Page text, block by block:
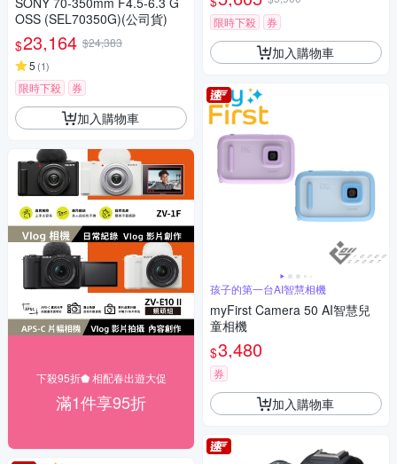
OSS (SEL70350G)(公司貨)
$23,164 $24,383
5 (1)
限時下殺 券
加入購物車
下殺95折⬟ 相配春出遊大促
滿1件享95折
限時下殺
券
加入購物車
孩子的第一台AI智慧相機
myFirst Camera 50 AI智慧兒
童相機
$3,480
券
加入購物車